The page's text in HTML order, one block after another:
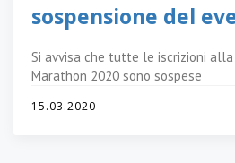
sospensione del
Si avvisa che tutte le iscrizioni
Marathon 2020 sono sospese
15.03.2020